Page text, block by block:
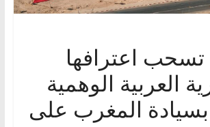
تسحب اعترافها
العربية الوهمية
المغرب على